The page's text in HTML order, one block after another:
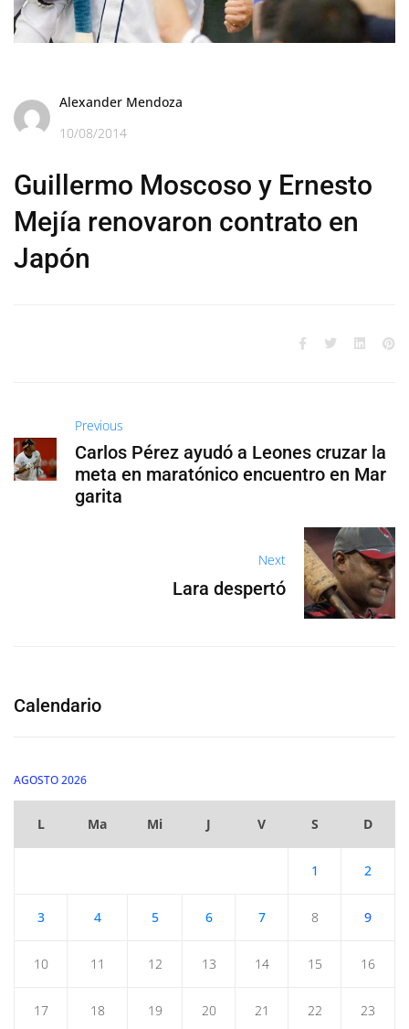
Alexander Mendoza
10/08/2014
Guillermo Moscoso y Ernesto
Mejía renovaron contrato en
Japón
Previous
Carlos Pérez ayudó a Leones cruzar la
meta en maratónico encuentro en Mar
garita
Next
Lara despertó
Calendario
AGOSTO 2026
L Ma Mi J V S D
1 2
3 4 5 6 7 8 9
10 11 12 13 14 15 16
17 18 19 20 21 22 23